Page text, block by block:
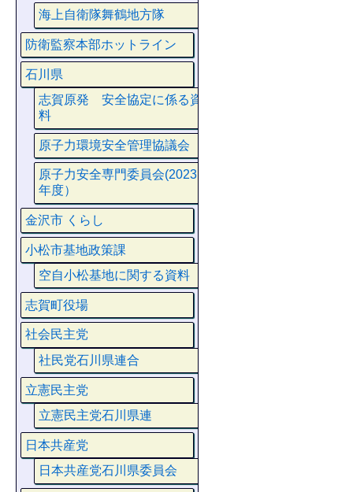
海上自衛隊舞鶴地方隊
防衛監察本部ホットライン
石川県
志賀原発 安全協定に係る資
料
原子力環境安全管理協議会
原子力安全専門委員会(2023
年度）
金沢市 くらし
小松市基地政策課
空自小松基地に関する資料
志賀町役場
社会民主党
社民党石川県連合
立憲民主党
立憲民主党石川県連
日本共産党
日本共産党石川県委員会